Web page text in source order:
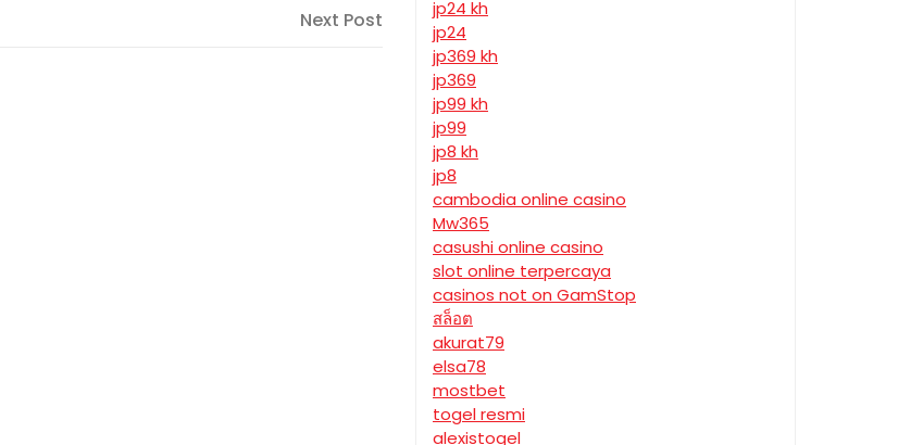
Next Post
jp24 kh
jp24
jp369 kh
jp369
jp99 kh
jp99
jp8 kh
jp8
cambodia online casino
Mw365
casushi online casino
slot online terpercaya
casinos not on GamStop
สล็อต
akurat79
elsa78
mostbet
togel resmi
alexistogel